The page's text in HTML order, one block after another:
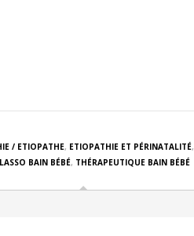
/ ETIOPATHE, ETIOPATHIE ET PÉRINATALITÉ,
BAIN BÉBÉ, THÉRAPEUTIQUE BAIN BÉBÉ